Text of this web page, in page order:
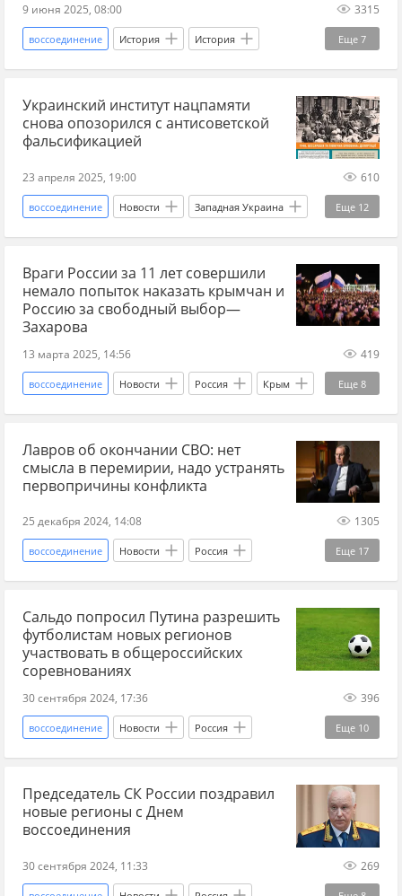
9 июня 2025, 08:00 3315
Еще 7
воссоединение История История
история Украины Польша
Речь Посполитая Украина
Московское царство
Украинский институт нацпамяти
снова опозорился с антисоветской
фальсификацией
23 апреля 2025, 19:00 610
Еще 12
воссоединение Новости Западная Украина
Варшава Киев Эдуард Долинский
Русофобия фальсификация фейк
Институт национальной памяти бывший СССР
Вторая мировая война
Враги России за 11 лет совершили
немало попыток наказать крымчан и
Россию за свободный выбор—
Захарова
13 марта 2025, 14:56 419
Еще 8
воссоединение Новости Россия Крым
Севастополь ООН Мария Захарова
МИД РФ Чей Крым
Референдум о статусе Крыма (2014)
Лавров об окончании СВО: нет
смысла в перемирии, надо устранять
первопричины конфликта
25 декабря 2024, 14:08 1305
Еще 17
воссоединение Новости Россия
Украина Запад Сергей Лавров
Владимир Путин НАТО ЕС
Украина-НАТО евроинтеграция
репрессии Русофобия
Русский язык Русский Донбасс
Сальдо попросил Путина разрешить
футболистам новых регионов
участвовать в общероссийских
соревнованиях
30 сентября 2024, 17:36 396
Еще 10
воссоединение Новости Россия
Херсонская область Крым
Владимир Путин Владимир Сальдо
Новые регионы
Председатель СК России поздравил
новые регионы с Днем
воссоединения
30 сентября 2024, 11:33 269